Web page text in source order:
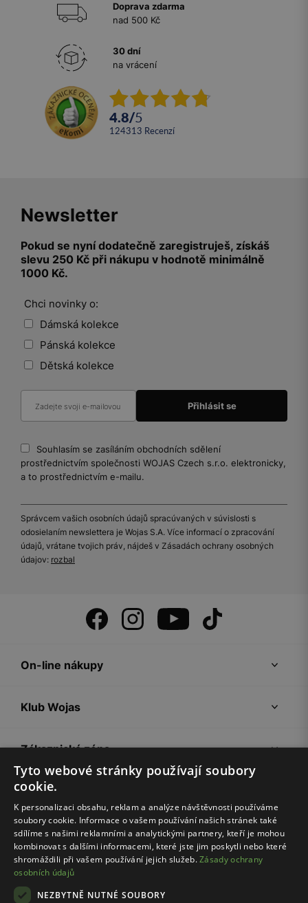
Doprava zdarma
nad 500 Kč
30 dní
na vrácení
4.8/5
124313 recenzí
Newsletter
Pokud se nyní dodatečně zaregistruješ, získáš
slevu 250 Kč při nákupu v hodnotě minimálně
1000 Kč.
Chci novinky o:
Dámská kolekce
Pánská kolekce
Dětská kolekce
Souhlasím se zasíláním obchodních sdělení
prostřednictvím společnosti WOJAS Czech s.r.o. elektronicky,
a to prostřednictvím e-mailu.
Správcem vašich osobních údajů spracúvaných v súvislosti s
odosielaním newslettera je Wojas S.A. Více informací o zpracování
údajů, vrátane tvojich práv, nájdeš v Zásadách ochrany osobných
údajov: rozbal
On-line nákupy
Klub Wojas
Zákaznická zóna
Společnost Wojas
Rady
Tyto webové stránky používají soubory
cookie.
K personalizaci obsahu, reklam a analýze návštěvnosti používáme
soubory cookie. Informace o vašem používání našich stránek také
sdílíme s našimi reklamními a analytickými partnery, kteří je mohou
kombinovat s dalšími informacemi, které jste jim poskytli nebo které
shromáždili při vašem používání jejich služeb.Zásady ochrany
osobních údajů
NEZBYTNĚ NUTNÉ SOUBORY